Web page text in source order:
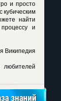
и просто
кубическим
найти
и
Википедия
знаний